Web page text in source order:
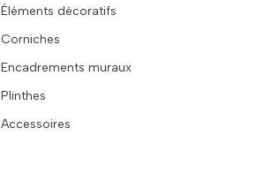
Éléments décoratifs
Corniches
Encadrements muraux
Plinthes
Accessoires